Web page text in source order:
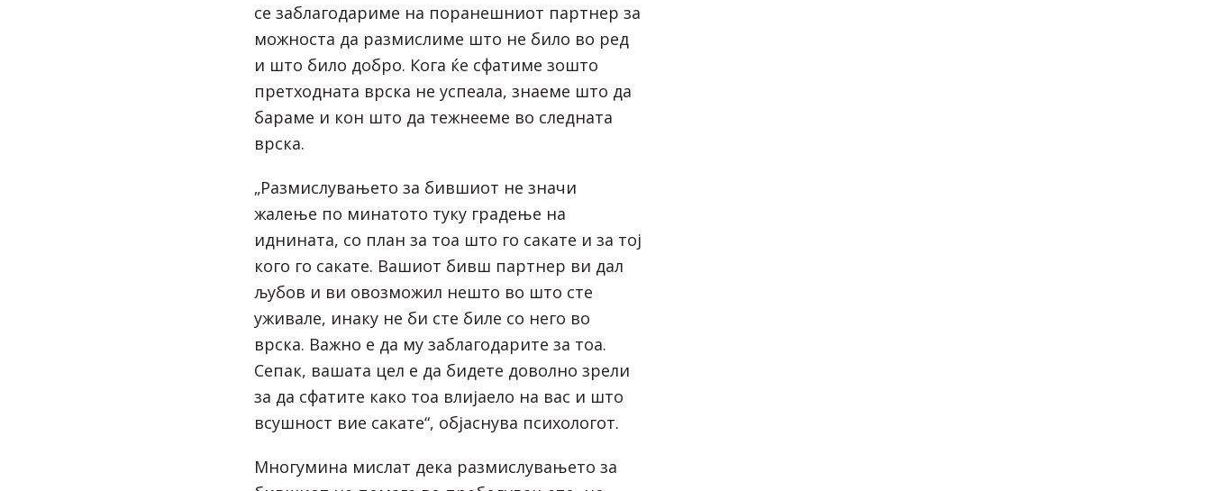
се заблагодариме на поранешниот партнер за
можноста да размислиме што не било во ред
и што било добро. Кога ќе сфатиме зошто
претходната врска не успеала, знаеме што да
бараме и кон што да тежнееме во следната
врска.
„Размислувањето за бившиот не значи
жалење по минатото туку градење на
иднината, со план за тоа што го сакате и за тој
кого го сакате. Вашиот бивш партнер ви дал
љубов и ви овозможил нешто во што сте
уживале, инаку не би сте биле со него во
врска. Важно е да му заблагодарите за тоа.
Сепак, вашата цел е да бидете доволно зрели
за да сфатите како тоа влијаело на вас и што
всушност вие сакате“, објаснува психологот.
Многумина мислат дека размислувањето за